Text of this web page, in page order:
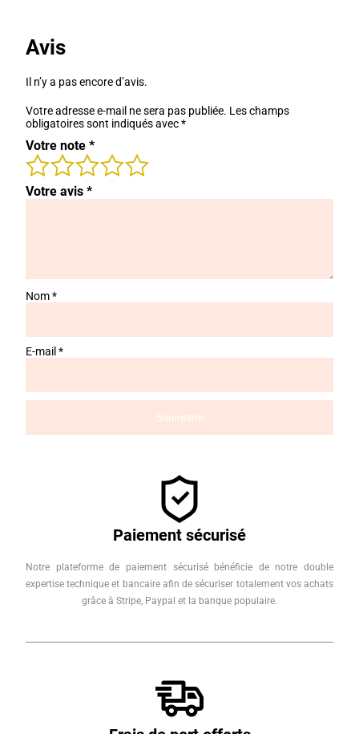
Avis
Il n’y a pas encore d’avis.
Votre adresse e-mail ne sera pas publiée. Les champs
obligatoires sont indiqués avec*
Votre note *
Votre avis *
Nom*
E-mail *
Paiement sécurisé
Notre plateforme de paiement sécurisé bénéficie de notre double
expertise technique et bancaire afin de sécuriser totalement vos achats
grâce à Stripe, Paypal et la banque populaire.